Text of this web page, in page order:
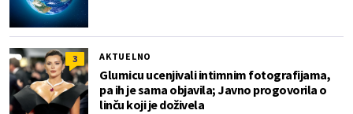
3 AKTUELNO
Glumicu ucenjivali intimnim fotografijama,
pa ih je sama objavila; Javno progovorila o
linču koji je doživela